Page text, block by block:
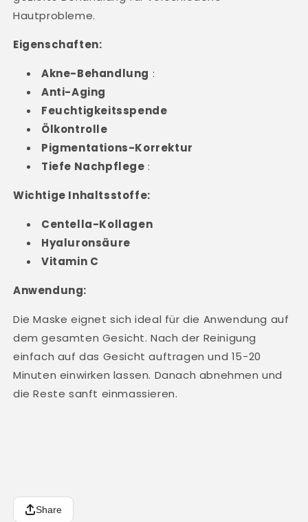
Hautprobleme.
Eigenschaften:
Akne-Behandlung :
Anti-Aging
Feuchtigkeitsspende
Ölkontrolle
Pigmentations-Korrektur
Tiefe Nachpflege :
Wichtige Inhaltsstoffe:
Centella-Kollagen
Hyaluronsäure
Vitamin C
Anwendung:
Die Maske eignet sich ideal für die Anwendung auf
dem gesamten Gesicht. Nach der Reinigung
einfach auf das Gesicht auftragen und 15-20
Minuten einwirken lassen. Danach abnehmen und
die Reste sanft einmassieren.
Share